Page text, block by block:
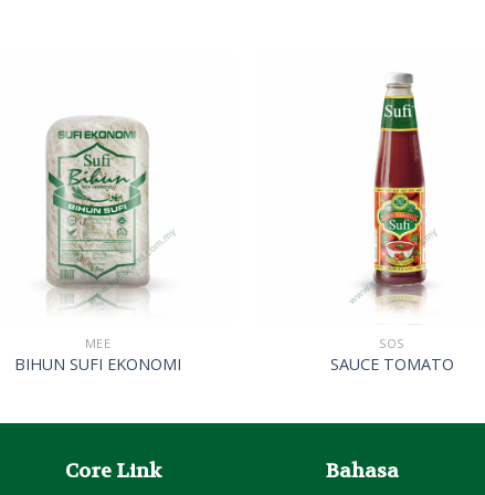
MEE
BIHUN SUFI EKONOMI
SOS
SAUCE TOMATO
Core Link Bahasa